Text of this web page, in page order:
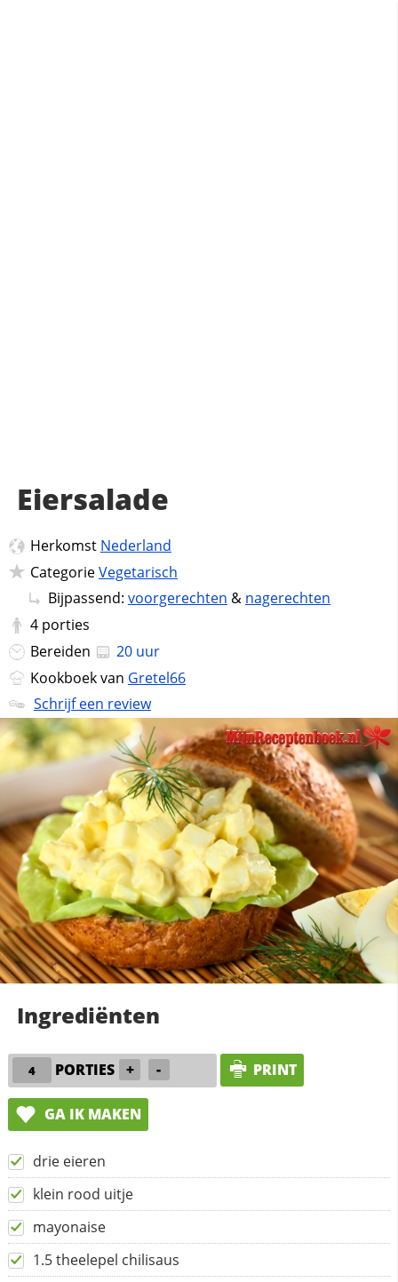
Eiersalade
Herkomst Nederland
CategorieVegetarisch
Bijpassend: voorgerechten & nagerechten
4 porties
Bereiden
20 uur
Kookboek van Gretel66
Schrijf een review
Ingrediënten
PORTIES + - PRINT
GA IK MAKEN
drie eieren
klein rood uitje
mayonaise
1.5 theelepel chilisaus